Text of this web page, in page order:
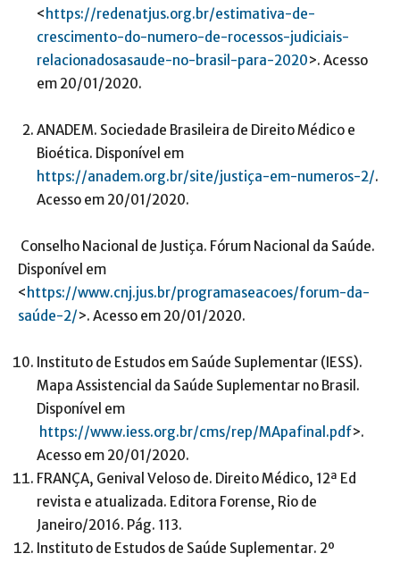
< https://redenatjus.org.br/estimativa-de-
crescimento-do-numero-de-rocessos-judiciais-
relacionadosasaude-no-brasil-para-2020>. Acesso
em 20/01/2020.
ANADEM. Sociedade Brasileira de Direito Médico e
Bioética. Disponível em
https://anadem.org.br/site/justiça-em-numeros-2/.
Acesso em 20/01/2020.
Conselho Nacional de Justiça. Fórum Nacional da Saúde.
Disponível em
< https://www.cnj.jus.br/programaseacoes/forum-da-
saúde-2/>. Acesso em 20/01/2020.
Instituto de Estudos em Saúde Suplementar (IESS).
Mapa Assistencial da Saúde Suplementar no Brasil.
Disponível em
https://www.iess.org.br/cms/rep/MApafinal.pdf>.
Acesso em 20/01/2020.
FRANÇA, Genival Veloso de. Direito Médico, 12ª Ed
revista e atualizada. Editora Forense, Rio de
Janeiro/2016. Pág. 113.
Instituto de Estudos de Saúde Suplementar. 2º